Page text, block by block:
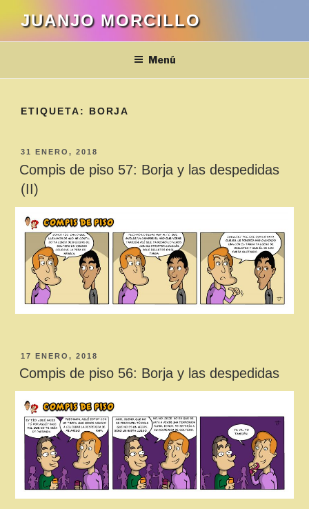
contenido
JUANJO MORCILLO
Menú
ETIQUETA: BORJA
PUBLICADO
EL
31 ENERO, 2018
Compis de piso 57: Borja y las despedidas
(II)
PUBLICADO
EL
17 ENERO, 2018
Compis de piso 56: Borja y las despedidas